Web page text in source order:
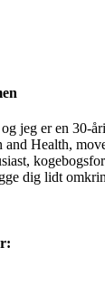
jeg er en 30-
Health,
dig lidt